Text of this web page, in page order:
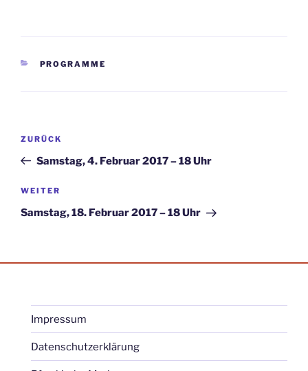
KATEGORIEN
PROGRAMME
Beitragsnavigation
Vorheriger
Beitrag
ZURÜCK
Samstag, 4. Februar 2017 – 18 Uhr
Nächster
Beitrag
WEITER
Samstag, 18. Februar 2017 – 18 Uhr
Impressum
Datenschutzerklärung